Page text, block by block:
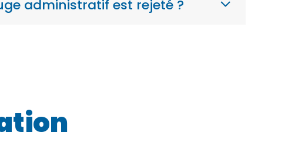
administratif est rejeté ?